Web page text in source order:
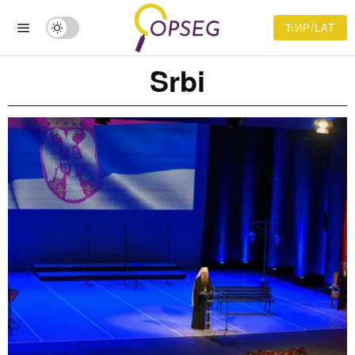
ЋИР/LAT
Srbi